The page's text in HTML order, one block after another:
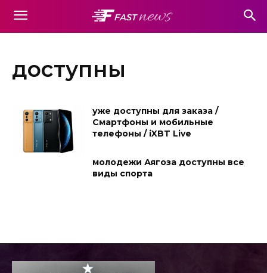
доступны
уже доступны для заказа /
Смартфоны и мобильные
телефоны / iXBT Live
молодежи Аягоза доступны все
виды спорта